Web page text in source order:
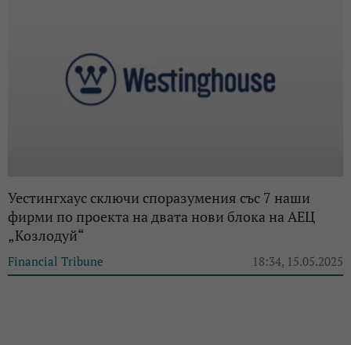
Уестингхаус сключи споразумения със 7 наши
фирми по проекта на двата нови блока на АЕЦ
„Козлодуй“
Financial Tribune 18:34, 15.05.2025